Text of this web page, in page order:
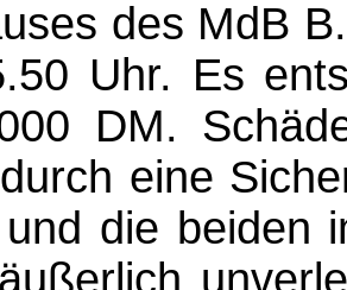
des MdB
Uhr. Es
DM.
eine
die beiden